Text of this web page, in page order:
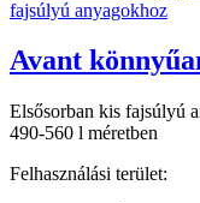
Avant
Elsősorban kis fajsúlyú
490-560 l méretben
Felhasználási terület: